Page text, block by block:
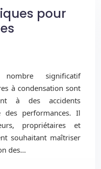
pour
significatif
à condensation sont
à des accidents
performances. Il
propriétaires et
souhaitant maîtriser
des…